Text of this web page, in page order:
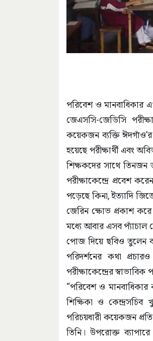
পরিবেশ ও মানবাধিকার
জেএসসি-জেডিসি
কয়েকজন ব্যক্তি ঈদগাঁও’র
হয়েছে পরীক্ষার্থী এবং
শিক্ষকদের সাথে তিনজন
পরীক্ষাকেন্দ্রে প্রবেশ
পড়েছে কিনা, ইত্যাদি
জেরিন ক্ষোভ প্রকাশ করে
মধ্যে আবার এসব প্যাঁচাল
পোজ দিয়ে ছবিও তুলেন
পরিদর্শনের কথা
পরীক্ষাকেন্দ্রের
“পরিবেশ ও মানবাধিকার
শিক্ষিকা ও কেন্দ্রসচিব
পরিচয়ধারী কয়েকজন
তিনি। উপরোক্ত